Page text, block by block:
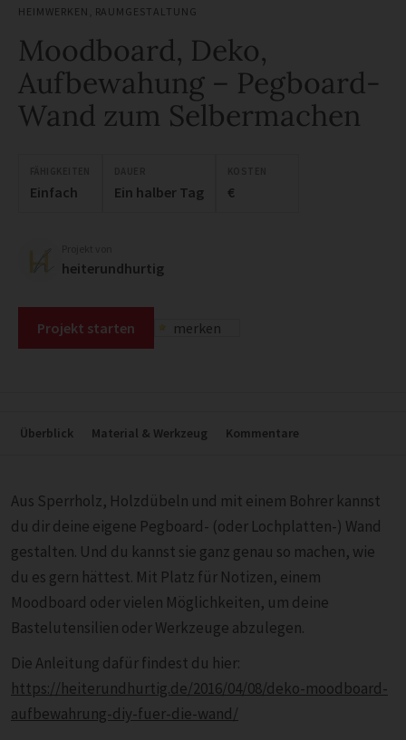
HEIMWERKEN RAUMGESTALTUNG
Moodboard, Deko,
Aufbewahung – Pegboard-
Wand zum Selbermachen
Einfach Ein halber Tag €
heiterundhurtig
Projekt starten merken
Überblick Material & Werkzeug Kommentare
Aus Sperrholz, Holzdübeln und mit einem Bohrer kannst
du dir deine eigene Pegboard- (oder Lochplatten-) Wand
gestalten. Und du kannst sie ganz genau so machen, wie
du es gern hättest. Mit Platz für Notizen, einem
Moodboard oder vielen Möglichkeiten, um deine
Bastelutensilien oder Werkzeuge abzulegen.
Die Anleitung dafür findest du hier:
https://heiterundhurtig.de/2016/04/08/deko-moodboard-
aufbewahrung-diy-fuer-die-wand/